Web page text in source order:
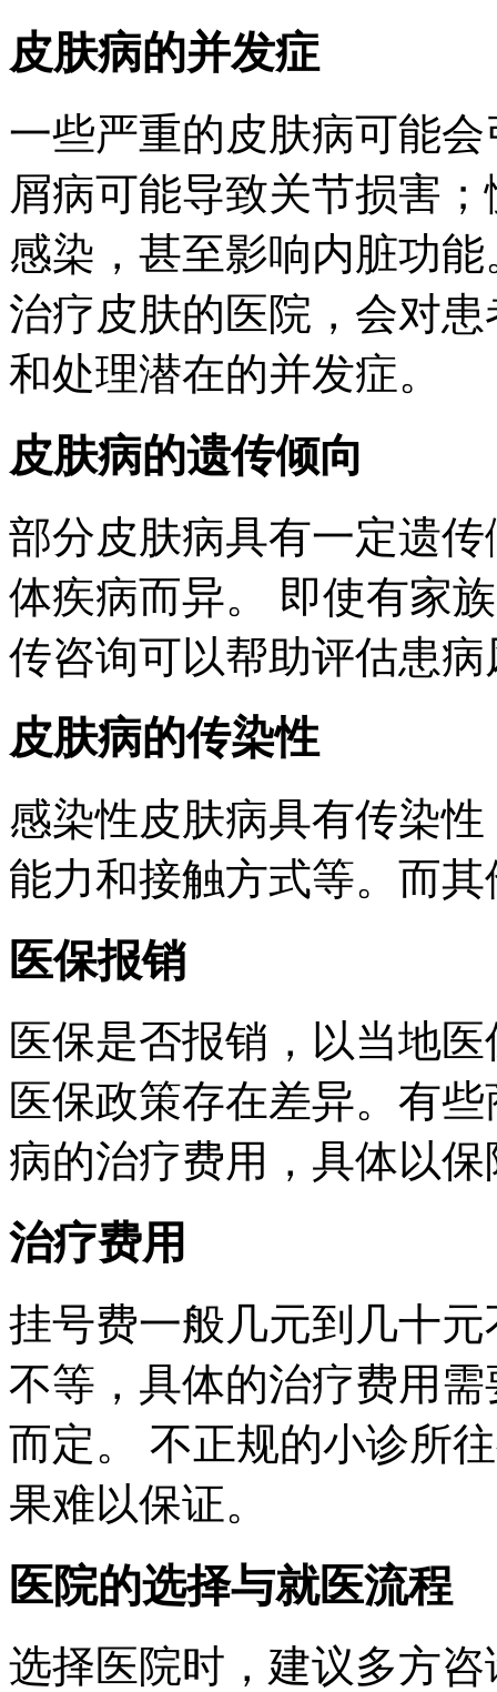
皮肤病的并发症
一些严重的皮肤病可能
屑病可能导致关节损害
感染，甚至影响内脏功
治疗皮肤的医院，会对
和处理潜在的并发症。
皮肤病的遗传倾向
部分皮肤病具有一定遗
体疾病而异。 即使有家
传咨询可以帮助评估患病
皮肤病的传染性
感染性皮肤病具有传染
能力和接触方式等。而
医保报销
医保是否报销，以当地
医保政策存在差异。有
病的治疗费用，具体以
治疗费用
挂号费一般几元到几十
不等，具体的治疗费用
而定。 不正规的小诊所
果难以保证。
医院的选择与就医流程
选择医院时，建议多方